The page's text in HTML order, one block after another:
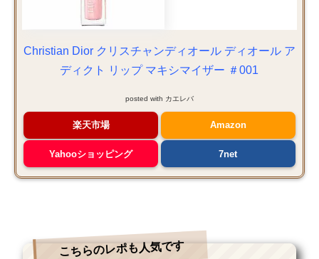
Christian Dior クリスチャンディオール ディオール ア
ディクト リップ マキシマイザー ＃001
posted with カエレバ
楽天市場 Amazon
Yahooショッピング 7net
こちらのレポも人気です